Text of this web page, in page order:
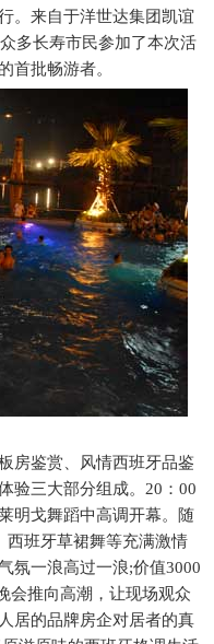
。来自于洋世达集团凯谊
多长寿市民参加了本次活
首批畅游者。
房鉴赏、风情西班牙品鉴
验三大部分组成。20：00
明戈舞蹈中高调开幕。随
西班牙草裙舞等充满激情
氛一浪高过一浪;价值3000
会推向高潮，让现场观众
居的品牌房企对居者的真